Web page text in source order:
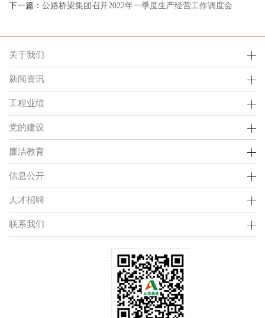
下一篇： 公路桥梁集团召开2022年一季度生产经营工作调度会
关于我们
新闻资讯
工程业绩
党的建设
廉洁教育
信息公开
人才招聘
联系我们